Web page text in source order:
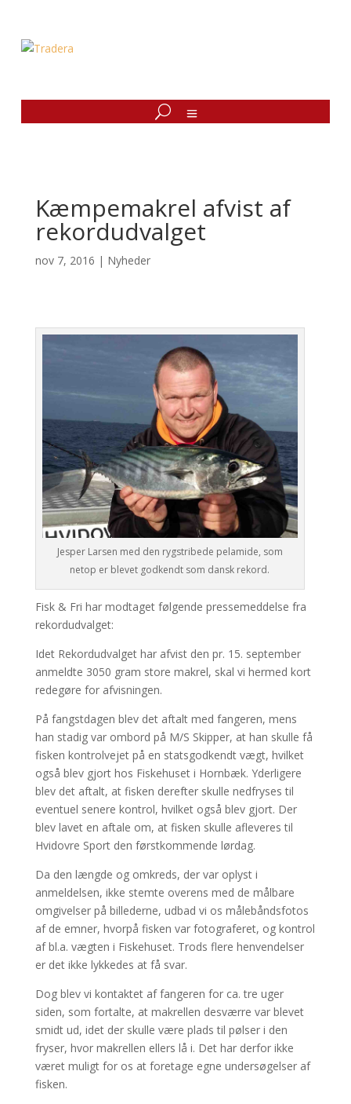
Kæmpemakrel afvist af
rekordudvalget
nov 7, 2016 | Nyheder
Jesper Larsen med den rygstribede pelamide, som
netop er blevet godkendt som dansk rekord.
Fisk & Fri har modtaget følgende pressemeddelse fra
rekordudvalget:
Idet Rekordudvalget har afvist den pr. 15. september
anmeldte 3050 gram store makrel, skal vi hermed kort
redegøre for afvisningen.
På fangstdagen blev det aftalt med fangeren, mens
han stadig var ombord på M/S Skipper, at han skulle få
fisken kontrolvejet på en statsgodkendt vægt, hvilket
også blev gjort hos Fiskehuset i Hornbæk. Yderligere
blev det aftalt, at fisken derefter skulle nedfryses til
eventuel senere kontrol, hvilket også blev gjort. Der
blev lavet en aftale om, at fisken skulle afleveres til
Hvidovre Sport den førstkommende lørdag.
Da den længde og omkreds, der var oplyst i
anmeldelsen, ikke stemte overens med de målbare
omgivelser på billederne, udbad vi os målebåndsfotos
af de emner, hvorpå fisken var fotograferet, og kontrol
af bl.a. vægten i Fiskehuset. Trods flere henvendelser
er det ikke lykkedes at få svar.
Dog blev vi kontaktet af fangeren for ca. tre uger
siden, som fortalte, at makrellen desværre var blevet
smidt ud, idet der skulle være plads til pølser i den
fryser, hvor makrellen ellers lå i. Det har derfor ikke
været muligt for os at foretage egne undersøgelser af
fisken.